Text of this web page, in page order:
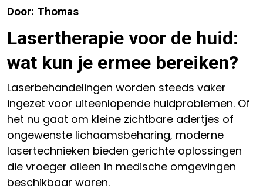
Door: Thomas
Lasertherapie voor de huid:
wat kun je ermee bereiken?
Laserbehandelingen worden steeds vaker
ingezet voor uiteenlopende huidproblemen. Of
het nu gaat om kleine zichtbare adertjes of
ongewenste lichaamsbeharing, moderne
lasertechnieken bieden gerichte oplossingen
die vroeger alleen in medische omgevingen
beschikbaar waren.